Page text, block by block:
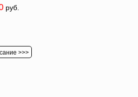
руб.
>>>